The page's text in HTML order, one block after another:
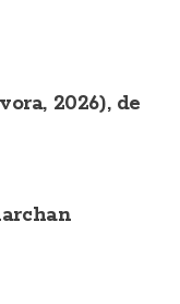
2026), de